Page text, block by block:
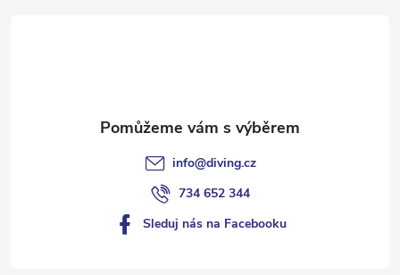
info@diving.cz
734 652 344
Sleduj nás na Facebooku